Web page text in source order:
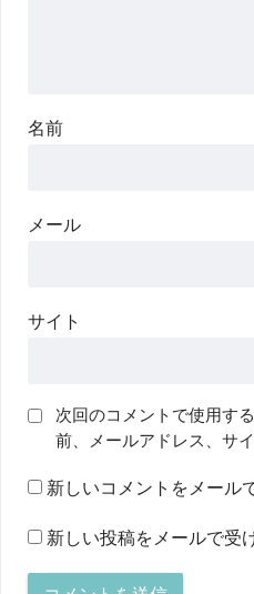
名前
メール
サイト
次回のコメントで使用す
前、メールアドレス、サ
新しいコメントをメール
新しい投稿をメールで受